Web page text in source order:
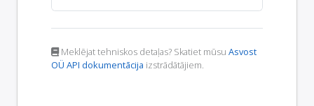
Meklējat tehniskos detaļas? Skatiet mūsu Asvost
OÜ API dokumentācija izstrādātājiem.